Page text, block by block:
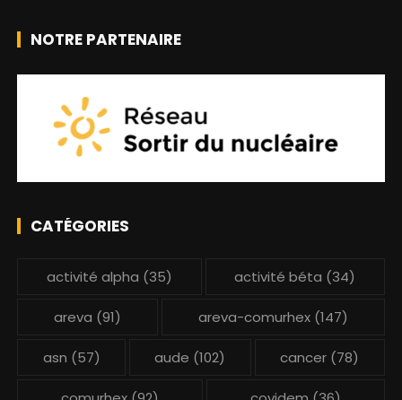
NOTRE PARTENAIRE
CATÉGORIES
activité alpha (35) activité béta (34)
areva (91) areva-comurhex(147)
asn (57) aude (102) cancer (78)